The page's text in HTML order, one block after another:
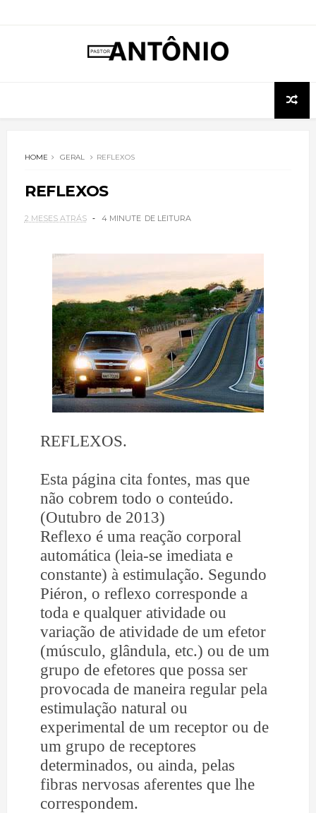
HOME GERAL REFLEXOS
REFLEXOS
2 MESES ATRÁS 4 MINUTE DE LEITURA
REFLEXOS.
Esta página cita fontes, mas que
não cobrem todo o conteúdo.
(Outubro de 2013)
Reflexo é uma reação corporal
automática (leia-se imediata e
constante) à estimulação. Segundo
Piéron, o reflexo corresponde a
toda e qualquer atividade ou
variação de atividade de um efetor
(músculo, glândula, etc.) ou de um
grupo de efetores que possa ser
provocada de maneira regular pela
estimulação natural ou
experimental de um receptor ou de
um grupo de receptores
determinados, ou ainda, pelas
fibras nervosas aferentes que lhe
correspondem.